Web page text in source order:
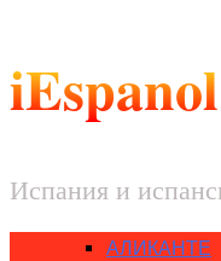
Испания и
АЛИКАНТЕ